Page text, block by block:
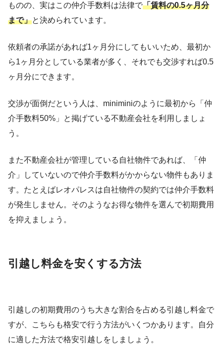
ものの、実はこの仲介手数料は法律で「賃料の0.5ヶ月分
まで」と決められています。
依頼者の承諾があれば1ヶ月分にしてもいいため、最初か
ら1ヶ月分としている業者が多く、それでも交渉すれば0.5
ヶ月分にできます。
交渉が面倒だという人は、miniminiのように最初から「仲
介手数料50%」と掲げている不動産会社を利用しましょ
う。
また不動産会社が管理している自社物件であれば、「仲
介」していないので仲介手数料がかからない物件もありま
す。たとえばレオパレスは自社物件の契約では仲介手数料
が発生しません。そのようなお得な物件を選んで初期費用
を抑えましょう。
引越し料金を安くする方法
引越しの初期費用のうち大きな割合を占める引越し料金で
すが、こちらも格安で行う方法がいくつかあります。自分
に適した方法で格安引越しをしましょう。